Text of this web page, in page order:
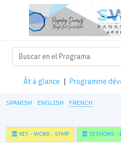
Ât à glance | Programme
SPANISH ENGLISH FRENCH
KEY - WORK - SYMP SESSIONS -